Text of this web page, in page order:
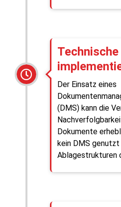
Der Einsatz eines
(DMS) kann die
Dokumente
kein DMS genutzt
Ablagestrukturen